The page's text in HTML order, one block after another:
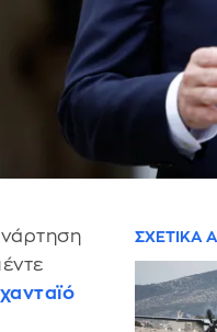
χανταϊό
ΣΧΕΤΙΚΑ